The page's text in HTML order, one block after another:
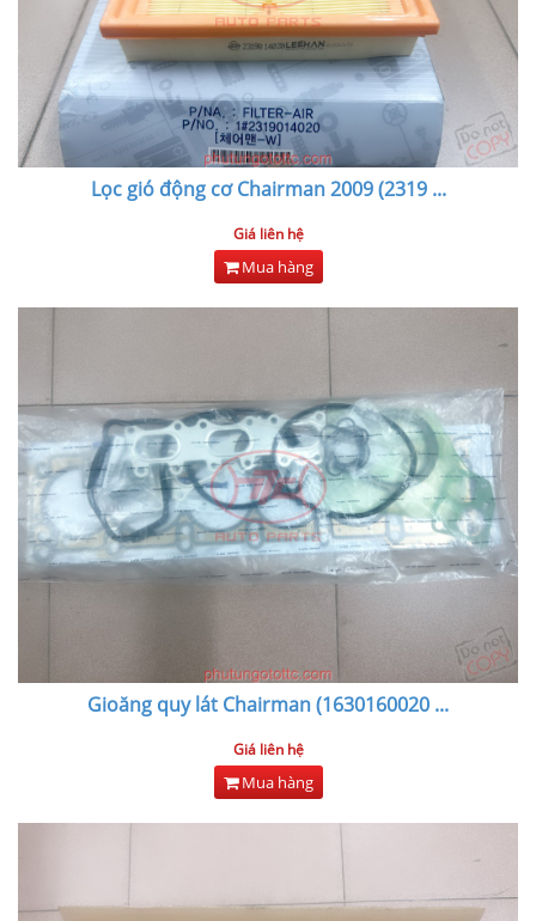
Lọc gió động cơ Chairman 2009 (2319...
Giá liên hệ
Mua hàng
Gioăng quy lát Chairman (1630160020 ...
Giá liên hệ
Mua hàng